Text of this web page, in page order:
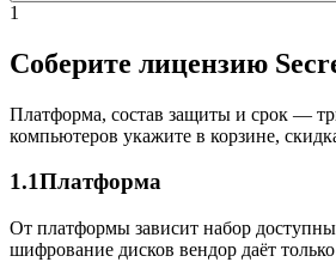
1
Соберите лицензию
Платформа, состав защиты и срок —
компьютеров укажите в корзине,
1.1Платформа
От платформы зависит набор
шифрование дисков вендор даёт